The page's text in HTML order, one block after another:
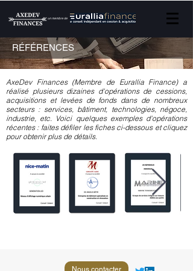
un membre de
RÉFÉRENCES
AxeDev Finances (Membre de Eurallia Finance) a
réalisé plusieurs dizaines d'opérations de cessions,
acquisitions et levées de fonds dans de nombreux
secteurs : services, bâtiment, technologies, négoce,
industrie, etc. Voici quelques exemples d'opérations
récentes : faites défiler les fiches ci-dessous et cliquez
pour obtenir plus de détails.
Nous contacter